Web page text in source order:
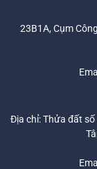
23B1A, Cụm
Địa chỉ: Thửa đất số